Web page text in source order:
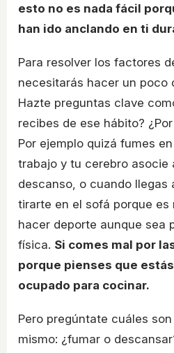
esto no es nada fácil
han ido anclando en ti
Para resolver los factores
necesitarás hacer un poco
Hazte preguntas clave
recibes de ese hábito?
Por ejemplo quizá fumes
trabajo y tu cerebro asocie
descanso, o cuando llegas
tirarte en el sofá porque es
hacer deporte aunque sea
física. Si comes mal por
porque pienses que
ocupado para cocinar.
Pero pregúntate cuáles
mismo: ¿fumar o